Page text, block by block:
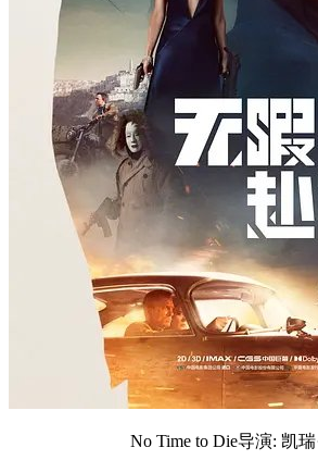
No Time to Die导演: 凯瑞